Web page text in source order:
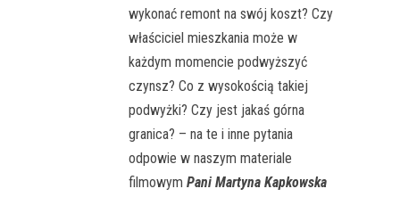
wykonać remont na swój koszt? Czy
właściciel mieszkania może w
każdym momencie podwyższyć
czynsz? Co z wysokością takiej
podwyżki? Czy jest jakaś górna
granica? – na te i inne pytania
odpowie w naszym materiale
filmowym Pani Martyna Kapkowska